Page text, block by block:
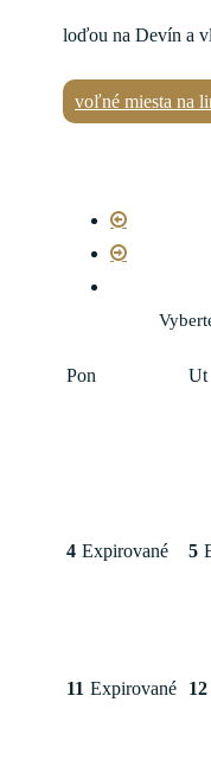
loďou na Devín a
voľné miesta na
Pon Ut
4 Expirované 5
11 Expirované 12